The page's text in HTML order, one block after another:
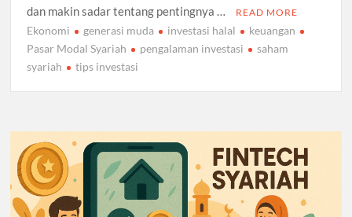
dan makin sadar tentang pentingnya …
READ MORE
Ekonomi generasi muda investasi halal
keuangan
Pasar Modal Syariah
pengalaman investasi
saham
syariah
tips investasi